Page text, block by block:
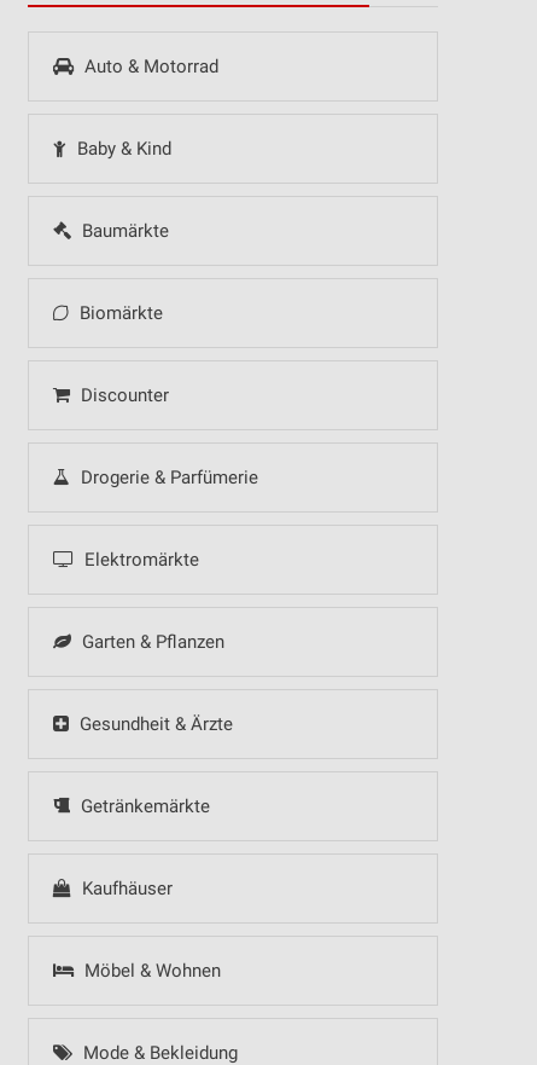
Auto & Motorrad
Baby & Kind
Baumärkte
Biomärkte
Discounter
Drogerie & Parfümerie
Elektromärkte
Garten & Pflanzen
Gesundheit & Ärzte
Getränkemärkte
Kaufhäuser
Möbel & Wohnen
Mode & Bekleidung